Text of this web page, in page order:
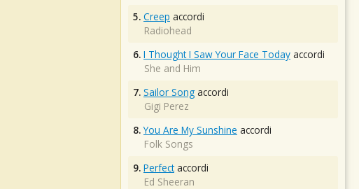
5. Creep accordi
Radiohead
6. I Thought I Saw Your Face Today accordi
She and Him
7. Sailor Song accordi
Gigi Perez
8. You Are My Sunshine accordi
Folk Songs
9. Perfectaccordi
Ed Sheeran